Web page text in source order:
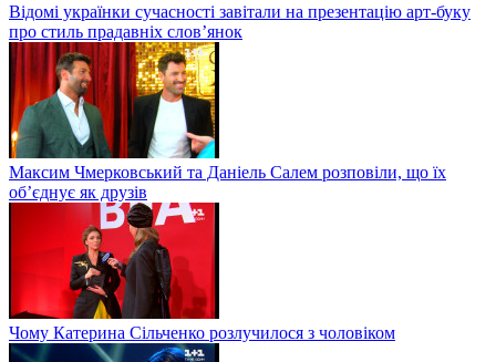
Відомі українки сучасності завітали на презентацію арт-буку
про стиль прадавніх слов’янок
Максим Чмерковський та Даніель Салем розповіли, що їх
об’єднує як друзів
Чому Катерина Сільченко розлучилося з чоловіком